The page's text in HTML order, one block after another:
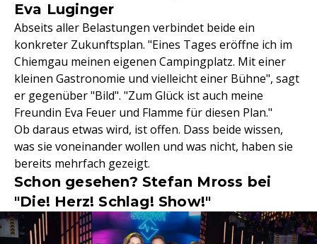
Eva Luginger
Abseits aller Belastungen verbindet beide ein
konkreter Zukunftsplan. "Eines Tages eröffne ich im
Chiemgau meinen eigenen Campingplatz. Mit einer
kleinen Gastronomie und vielleicht einer Bühne", sagt
er gegenüber "Bild". "Zum Glück ist auch meine
Freundin Eva Feuer und Flamme für diesen Plan."
Ob daraus etwas wird, ist offen. Dass beide wissen,
was sie voneinander wollen und was nicht, haben sie
bereits mehrfach gezeigt.
Schon gesehen? Stefan Mross bei
"Die! Herz! Schlag! Show!"